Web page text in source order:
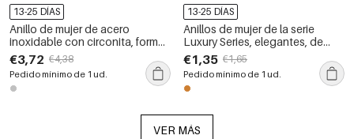
13-25 DÍAS
Anillo de mujer de acero
inoxidable con circonita, forma
irregular, resistente al agua, de
la serie Simple Hip-Pop/Rock.
€3,72 €4,38
Pedido mínimo de 1 ud.
13-25 DÍAS
Anillos de mujer de la serie
Luxury Series, elegantes, de
forma irregular, de acero
inoxidable, resistentes al agua y
con circonitas color oro.
€1,35 €1,65
Pedido mínimo de 1 ud.
VER MÁS